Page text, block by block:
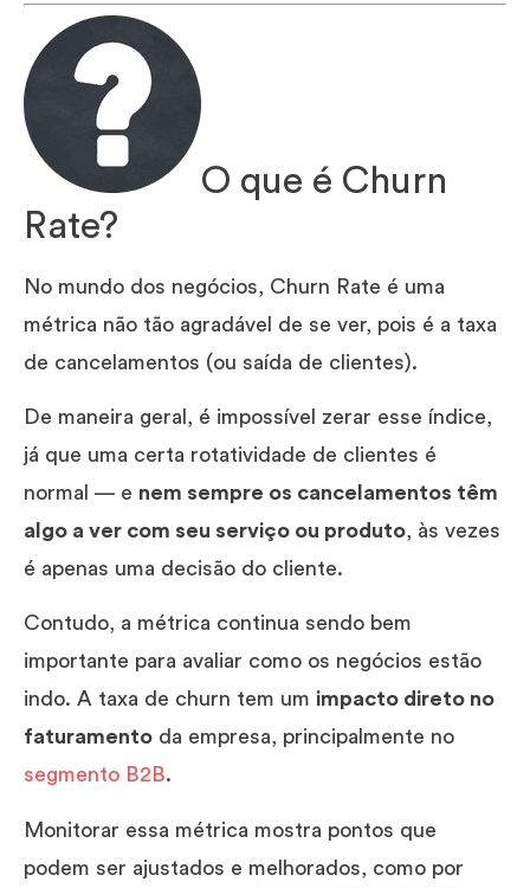
O que é Churn
Rate?
No mundo dos negócios, Churn Rate é uma
métrica não tão agradável de se ver, pois é a taxa
de cancelamentos (ou saída de clientes).
De maneira geral, é impossível zerar esse índice,
já que uma certa rotatividade de clientes é
normal — e nem sempre os cancelamentos têm
algo a ver com seu serviço ou produto, às vezes
é apenas uma decisão do cliente.
Contudo, a métrica continua sendo bem
importante para avaliar como os negócios estão
indo. A taxa de churn tem um impacto direto no
faturamento da empresa, principalmente no
segmento B2B.
Monitorar essa métrica mostra pontos que
podem ser ajustados e melhorados, como por